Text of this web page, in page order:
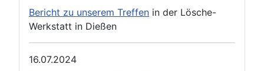
Bericht zu unserem Treffen in der Lösche-
Werkstatt in Dießen
16.07.2024